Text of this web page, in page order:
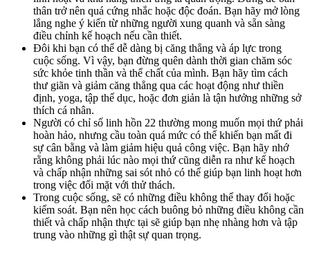
thân trở nên quá cứng nhắc hoặc độc đoán. Bạn hãy mở lòng
lắng nghe ý kiến từ những người xung quanh và sẵn sàng
điều chỉnh kế hoạch nếu cần thiết.
Đôi khi bạn có thể dễ dàng bị căng thẳng và áp lực trong
cuộc sống. Vì vậy, bạn đừng quên dành thời gian chăm sóc
sức khỏe tinh thần và thể chất của mình. Bạn hãy tìm cách
thư giãn và giảm căng thẳng qua các hoạt động như thiền
định, yoga, tập thể dục, hoặc đơn giản là tận hưởng những sở
thích cá nhân.
Người có chỉ số linh hồn 22 thường mong muốn mọi thứ phải
hoàn hảo, nhưng cầu toàn quá mức có thể khiến bạn mất đi
sự cân bằng và làm giảm hiệu quả công việc. Bạn hãy nhớ
rằng không phải lúc nào mọi thứ cũng diễn ra như kế hoạch
và chấp nhận những sai sót nhỏ có thể giúp bạn linh hoạt hơn
trong việc đối mặt với thử thách.
Trong cuộc sống, sẽ có những điều không thể thay đổi hoặc
kiểm soát. Bạn nên học cách buông bỏ những điều không cần
thiết và chấp nhận thực tại sẽ giúp bạn nhẹ nhàng hơn và tập
trung vào những gì thật sự quan trọng.